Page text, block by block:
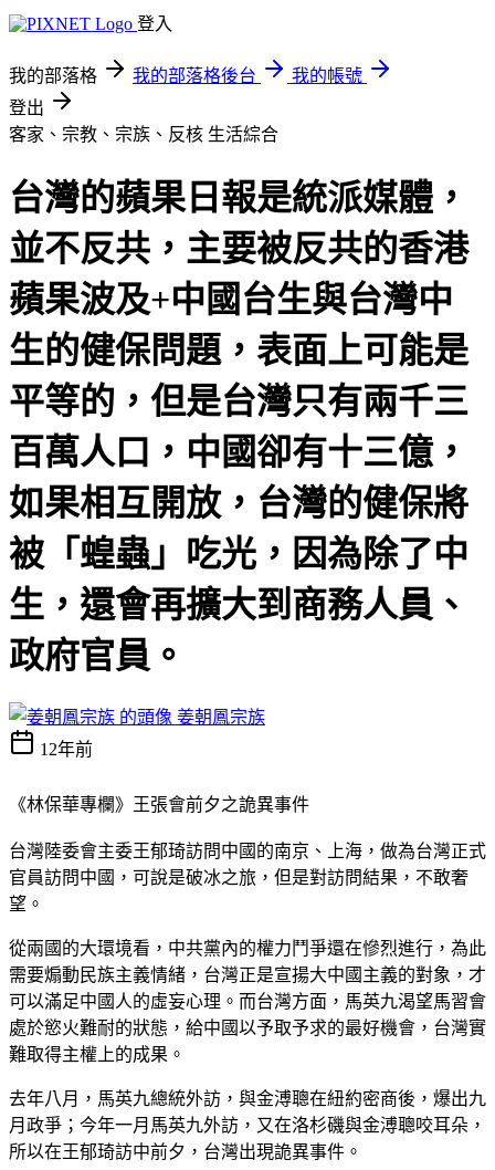
登入
我的部落格 我的部落格後台
我的帳號
登出
客家、宗教、宗族、反核 生活綜合
台灣的蘋果日報是統派媒體，
並不反共，主要被反共的香港
蘋果波及+中國台生與台灣中
生的健保問題，表面上可能是
平等的，但是台灣只有兩千三
百萬人口，中國卻有十三億，
如果相互開放，台灣的健保將
被「蝗蟲」吃光，因為除了中
生，還會再擴大到商務人員、
政府官員。
姜朝鳳宗族
12年前
《林保華專欄》王張會前夕之詭異事件
台灣陸委會主委王郁琦訪問中國的南京、上海，做為台灣正式
官員訪問中國，可說是破冰之旅，但是對訪問結果，不敢奢
望。
從兩國的大環境看，中共黨內的權力鬥爭還在慘烈進行，為此
需要煽動民族主義情緒，台灣正是宣揚大中國主義的對象，才
可以滿足中國人的虛妄心理。而台灣方面，馬英九渴望馬習會
處於慾火難耐的狀態，給中國以予取予求的最好機會，台灣實
難取得主權上的成果。
去年八月，馬英九總統外訪，與金溥聰在紐約密商後，爆出九
月政爭；今年一月馬英九外訪，又在洛杉磯與金溥聰咬耳朵，
所以在王郁琦訪中前夕，台灣出現詭異事件。